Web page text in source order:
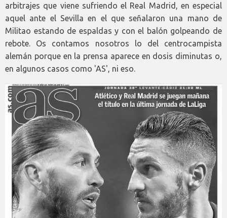
arbitrajes que viene sufriendo el Real Madrid, en especial
aquel ante el Sevilla en el que señalaron una mano de
Militao estando de espaldas y con el balón golpeando de
rebote. Os contamos nosotros lo del centrocampista
alemán porque en la prensa aparece en dosis diminutas o,
en algunos casos como 'AS', ni eso.